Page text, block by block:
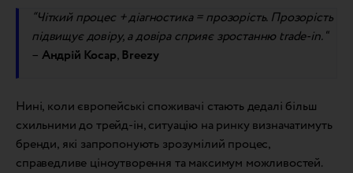
“Чіткий процес + діагностика = прозорість. Прозорість
підвищує довіру, а довіра сприяє зростанню trade-in.“
– Андрій Косар, Breezy
Нині, коли європейські споживачі стають дедалі більш
схильними до трейд-ін, ситуацію на ринку визначатимуть
бренди, які запропонують зрозумілий процес,
справедливе ціноутворення та максимум можливостей.